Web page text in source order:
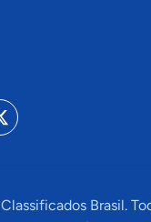
Classificados Brasil.